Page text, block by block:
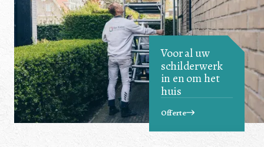
Voor al uw
schilderwerk
in en om het
huis
Offerte